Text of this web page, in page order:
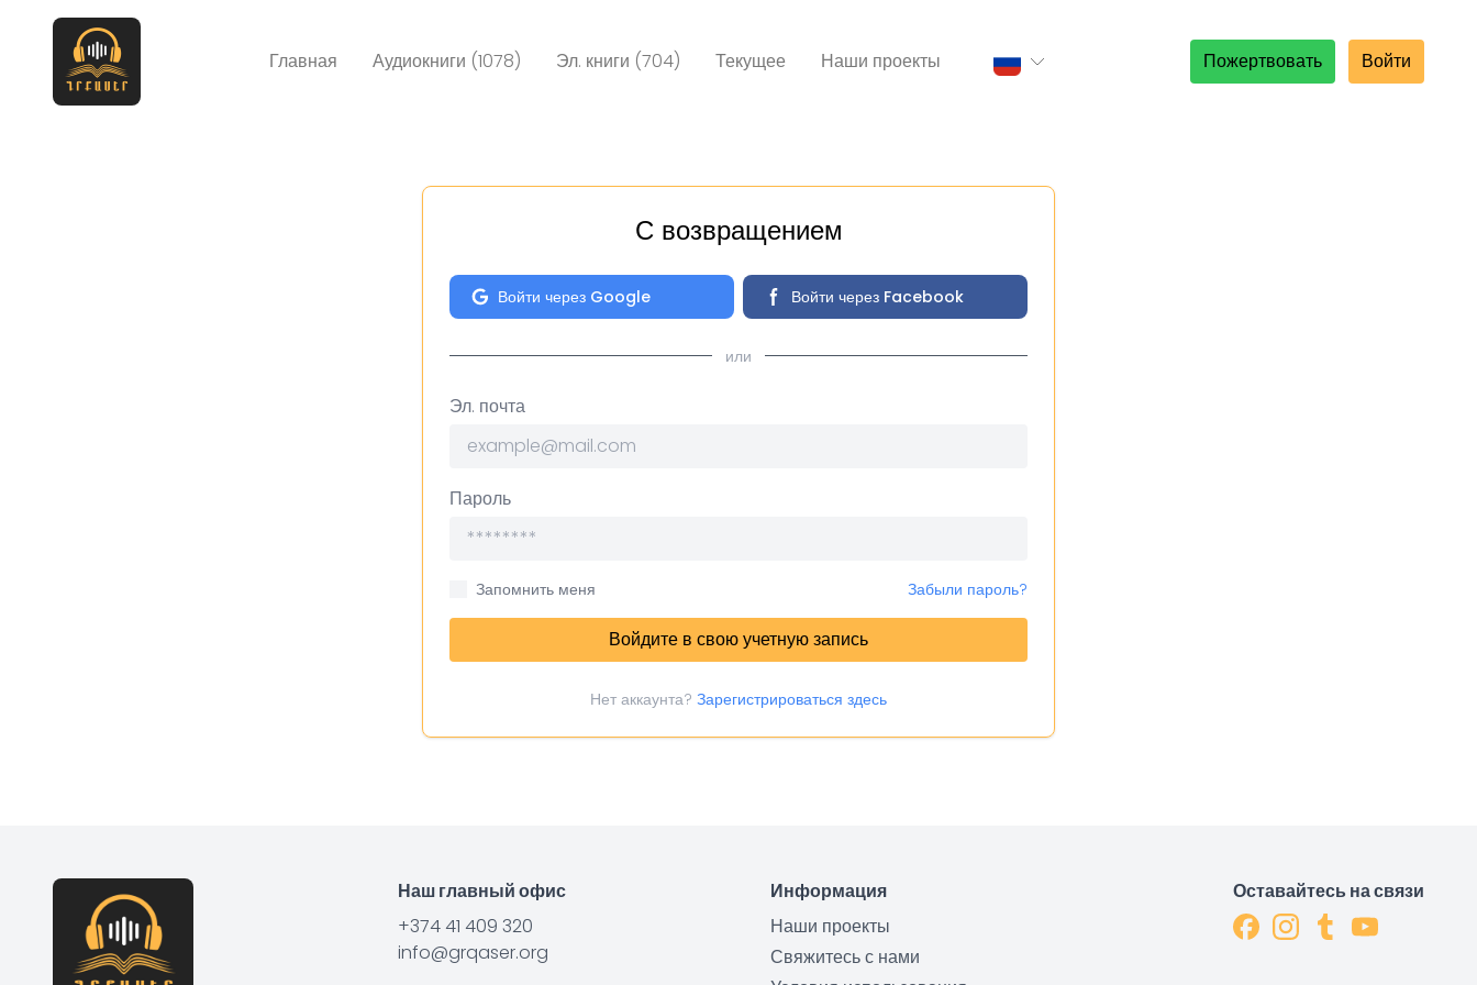
Пожертвовать Войти
Главная Аудиокниги (1078) Эл. книги (704) Текущее Наши проекты
С возвращением
Войти через Google Войти через Facebook
или
Эл. почта
Пароль
Запомнить меня Забыли пароль?
Войдите в свою учетную запись
Нет аккаунта? Зарегистрироваться здесь
Наш главный офис
+374 41 409 320
info@grqaser.org
Информация
Наши проекты
Свяжитесь с нами
Оставайтесь на связи